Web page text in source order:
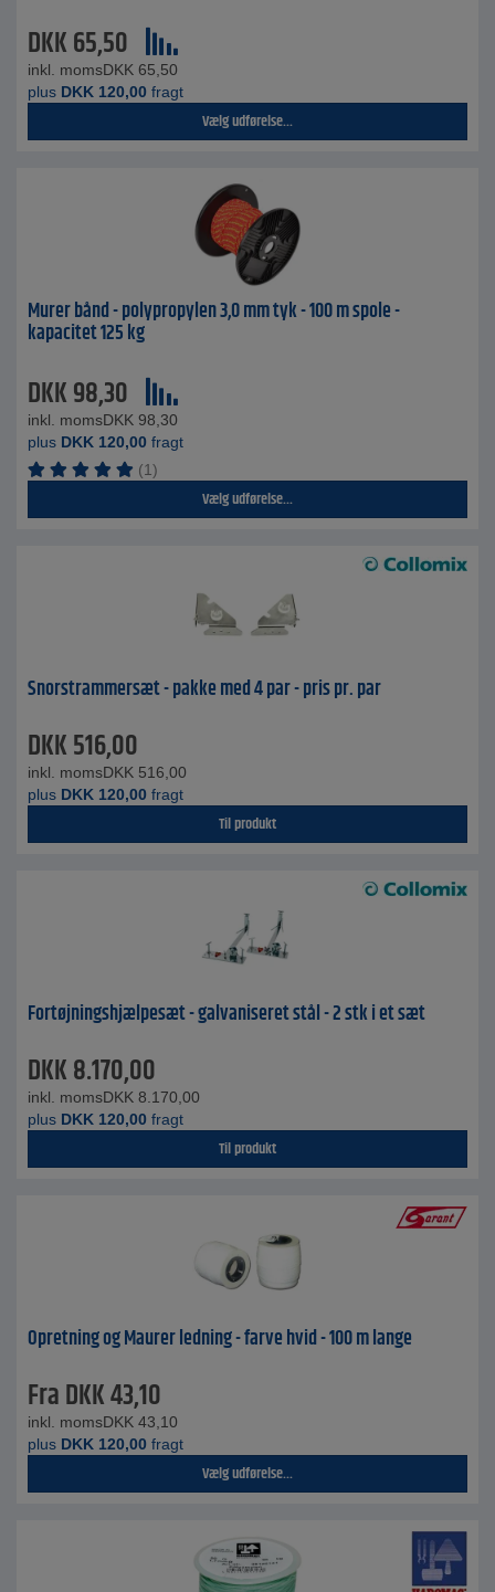
DKK65,50
inkl. momsDKK 65,50
plus DKK 120,00 fragt
Vælg udførelse...
Murer bånd - polypropylen 3,0 mm tyk - 100 m spole -
kapacitet 125 kg
DKK98,30
inkl. momsDKK 98,30
plus DKK 120,00 fragt
(1)
Vælg udførelse...
Snorstrammersæt - pakke med 4 par - pris pr. par
DKK516,00
inkl. momsDKK 516,00
plus DKK 120,00 fragt
Til produkt
Fortøjningshjælpesæt - galvaniseret stål - 2 stk i et sæt
DKK8.170,00
inkl. momsDKK 8.170,00
plus DKK 120,00 fragt
Til produkt
Opretning og Maurer ledning - farve hvid - 100 m lange
FraDKK43,10
inkl. momsDKK 43,10
plus DKK 120,00 fragt
Vælg udførelse...